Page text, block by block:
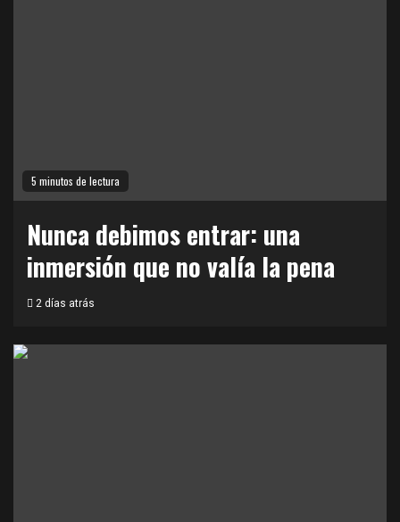
5 minutos de lectura
Nunca debimos entrar: una
inmersión que no valía la pena
2 días atrás